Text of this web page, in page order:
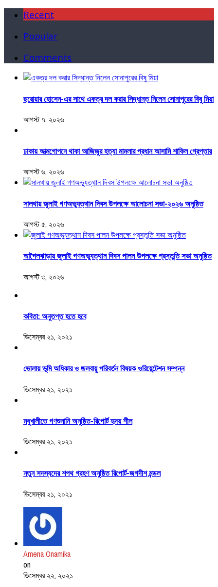
Recent
Popular
Comments
ছরোয়ার হোসেন-এর সাথে একত্র দল করার সিদ্ধান্ত নিলেন সোনাপুরের বিষু মিয়া
আগস্ট ৭, ২০২৬
ঢাকায় আত্মগোপনে থাকা আজিজুর হত্যা মামলার প্রধান আসামি শাকিল গ্রেপ্তার
আগস্ট ৬, ২০২৬
সালথায় জুলাই গণঅভ্যুত্থান দিবস উপলক্ষে আলোচনা সভা-২০২৬ অনুষ্ঠিত
আগস্ট ৫, ২০২৬
আগৈলঝাড়ায় জুলাই গণঅভ্যুত্থান দিবস পালন উপলক্ষে প্রস্তুতি সভা অনুষ্ঠিত
আগস্ট ৩, ২০২৬
কবিতা: অনুতপ্ত হতে হবে
ডিসেম্বর ২১, ২০২১
ভোলায় ভূমি অধিকার ও জলবায়ু পরিবর্তন বিষয়ক ওরিয়েন্টেশন সম্পন্ন
ডিসেম্বর ২১, ২০২১
মধুখালীতে গণশুনানি অনুষ্ঠিত-রিপোর্ট হৃদয় শীল
ডিসেম্বর ২১, ২০২১
নতুন সদস্যদের শপথ গ্রহণ অনুষ্ঠিত রিপোর্ট-জগদীশ মন্ডল
ডিসেম্বর ২১, ২০২১
Amena Onamika
on
ডিসেম্বর ২২, ২০২১